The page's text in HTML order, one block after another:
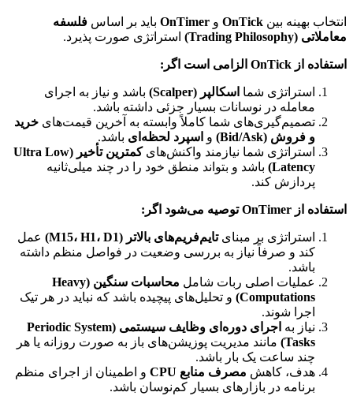
انتخاب بهینه بین OnTick و OnTimer باید بر اساس فلسفه
معاملاتی (Trading Philosophy)
استراتژی صورت پذیرد.
استفاده از OnTick الزامی است اگر:
استراتژی شما اسکالپر (Scalper)
باشد و نیاز به اجرای
معامله در نوسانات بسیار جزئی داشته باشد.
تصمیم‌گیری‌های شما کاملاً وابسته به آخرین قیمت‌های خرید
و فروش (Bid/Ask)
و اسپرد لحظه‌ای باشد.
استراتژی شما نیازمند واکنش‌های
کمترین تأخیر (Ultra Low
Latency) باشد و بتواند منطق خود را در چند میلی‌ثانیه
پردازش کند.
استفاده از OnTimer توصیه می‌شود اگر:
استراتژی بر مبنایتایم‌فریم‌های بالاتر (M15، H1، D1)
عمل
کند و صرفاً نیاز به بررسی وضعیت در فواصل منظم داشته
باشد.
عملیات اصلی ربات شامل
محاسبات سنگین (Heavy
Computations) و تحلیل‌های پیچیده باشد که نباید در هر تیک
اجرا شوند.
نیاز به
اجرای دوره‌ای وظایف سیستمی (Periodic System
Tasks) مانند مدیریت پوزیشن‌های باز به صورت روزانه یا هر
چند ساعت یک بار باشد.
هدف، کاهش مصرف منابع CPU
و اطمینان از اجرای منظم
برنامه در بازارهای بسیار کم‌نوسان باشد.